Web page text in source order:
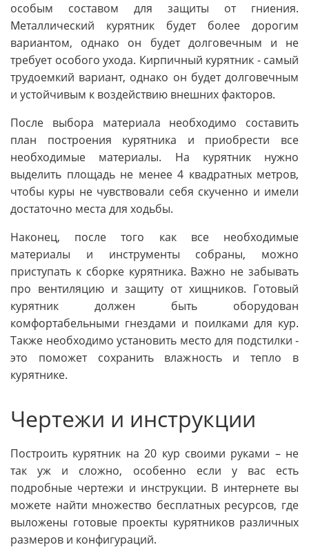
особым составом для защиты от гниения.
Металлический курятник будет более дорогим
вариантом, однако он будет долговечным и не
требует особого ухода. Кирпичный курятник - самый
трудоемкий вариант, однако он будет долговечным
и устойчивым к воздействию внешних факторов.
После выбора материала необходимо составить
план построения курятника и приобрести все
необходимые материалы. На курятник нужно
выделить площадь не менее 4 квадратных метров,
чтобы куры не чувствовали себя скученно и имели
достаточно места для ходьбы.
Наконец, после того как все необходимые
материалы и инструменты собраны, можно
приступать к сборке курятника. Важно не забывать
про вентиляцию и защиту от хищников. Готовый
курятник должен быть оборудован
комфортабельными гнездами и поилками для кур.
Также необходимо установить место для подстилки -
это поможет сохранить влажность и тепло в
курятнике.
Чертежи и инструкции
Построить курятник на 20 кур своими руками – не
так уж и сложно, особенно если у вас есть
подробные чертежи и инструкции. В интернете вы
можете найти множество бесплатных ресурсов, где
выложены готовые проекты курятников различных
размеров и конфигураций.